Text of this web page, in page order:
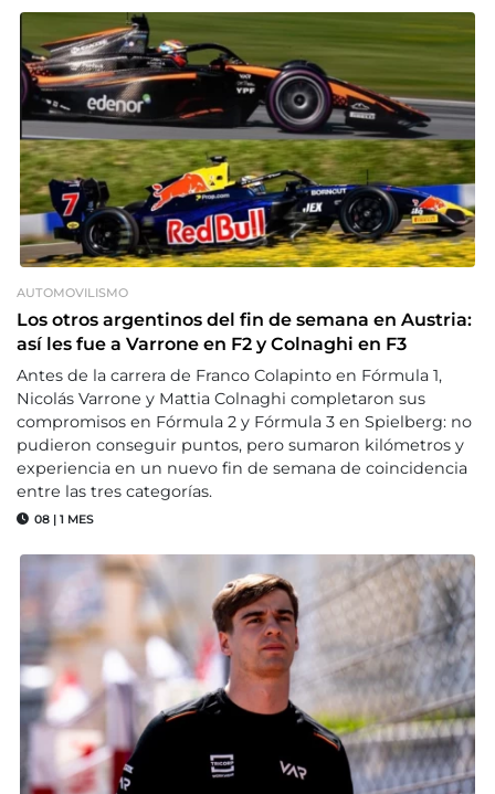
AUTOMOVILISMO
Los otros argentinos del fin de semana en Austria:
así les fue a Varrone en F2 y Colnaghi en F3
Antes de la carrera de Franco Colapinto en Fórmula 1,
Nicolás Varrone y Mattia Colnaghi completaron sus
compromisos en Fórmula 2 y Fórmula 3 en Spielberg: no
pudieron conseguir puntos, pero sumaron kilómetros y
experiencia en un nuevo fin de semana de coincidencia
entre las tres categorías.
08 | 1 MES